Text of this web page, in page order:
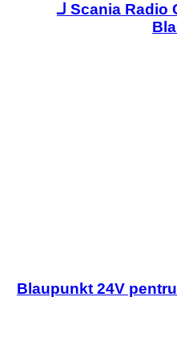
المسجل Scania Radio Casetofon Scania لـ
المسجل Radio لـ الشاحنات Blaupunkt 24V pentru